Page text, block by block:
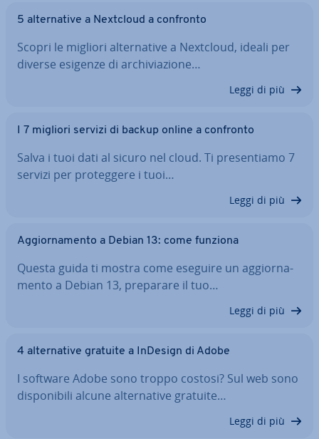
5 al­ter­na­ti­ve a Nextcloud a confronto
Scopri le migliori al­ter­na­ti­ve a Nextcloud, ideali per
diverse esigenze di ar­chi­via­zio­ne…
Leggi di più
I 7 migliori servizi di backup online a confronto
Salva i tuoi dati al sicuro nel cloud. Ti pre­sen­tia­mo 7
servizi per pro­teg­ge­re i tuoi…
Leggi di più
Ag­gior­na­men­to a Debian 13: come funziona
Questa guida ti mostra come eseguire un ag­gior­na­
men­to a Debian 13, preparare il tuo…
Leggi di più
4 al­ter­na­ti­ve gratuite a InDesign di Adobe
I software Adobe sono troppo costosi? Sul web sono
di­spo­ni­bi­li alcune al­ter­na­ti­ve gratuite…
Leggi di più